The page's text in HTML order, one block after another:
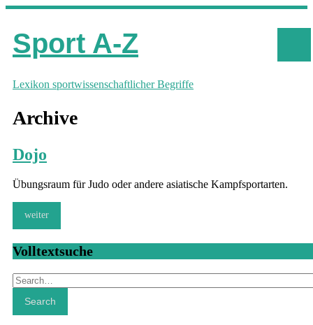
Sport A-Z
Lexikon sportwissenschaftlicher Begriffe
Archive
Dojo
Übungsraum für Judo oder andere asiatische Kampfsportarten.
weiter
Volltextsuche
Search
Search